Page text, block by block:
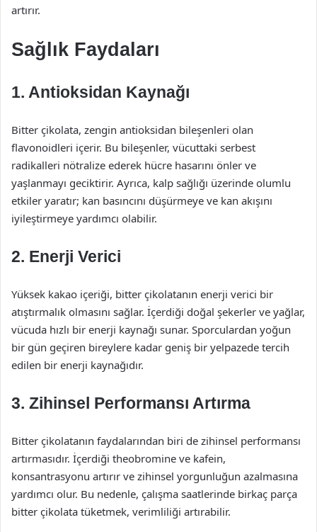
artırır.
Sağlık Faydaları
1. Antioksidan Kaynağı
Bitter çikolata, zengin antioksidan bileşenleri olan
flavonoidleri içerir. Bu bileşenler, vücuttaki serbest
radikalleri nötralize ederek hücre hasarını önler ve
yaşlanmayı geciktirir. Ayrıca, kalp sağlığı üzerinde olumlu
etkiler yaratır; kan basıncını düşürmeye ve kan akışını
iyileştirmeye yardımcı olabilir.
2. Enerji Verici
Yüksek kakao içeriği, bitter çikolatanın enerji verici bir
atıştırmalık olmasını sağlar. İçerdiği doğal şekerler ve yağlar,
vücuda hızlı bir enerji kaynağı sunar. Sporculardan yoğun
bir gün geçiren bireylere kadar geniş bir yelpazede tercih
edilen bir enerji kaynağıdır.
3. Zihinsel Performansı Artırma
Bitter çikolatanın faydalarından biri de zihinsel performansı
artırmasıdır. İçerdiği theobromine ve kafein,
konsantrasyonu artırır ve zihinsel yorgunluğun azalmasına
yardımcı olur. Bu nedenle, çalışma saatlerinde birkaç parça
bitter çikolata tüketmek, verimliliği artırabilir.